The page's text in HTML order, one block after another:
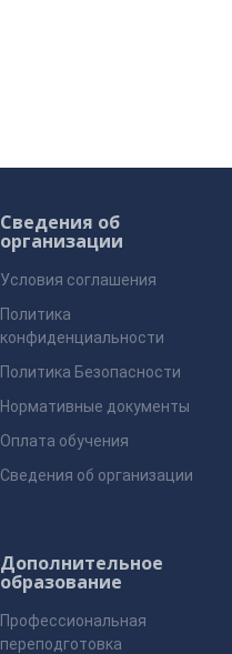
Сведения об
организации
Условия соглашения
Политика
конфиденциальности
Политика Безопасности
Нормативные документы
Оплата обучения
Сведения об организации
Дополнительное
образование
Профессиональная
переподготовка